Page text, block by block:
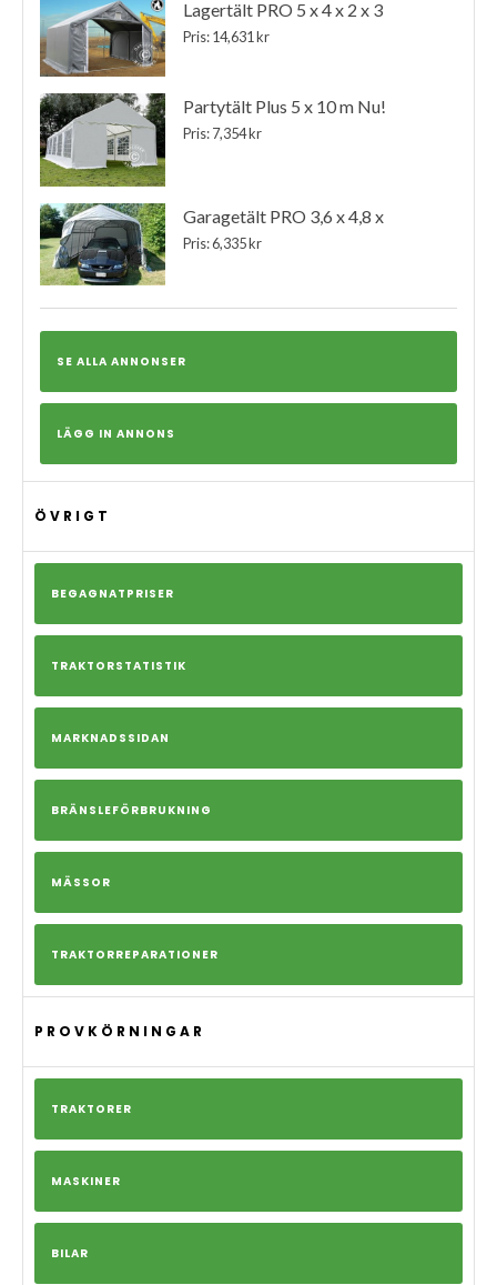
Lagertält PRO 5 x 4 x 2 x 3
Pris: 14,631 kr
Partytält Plus 5 x 10 m Nu!
Pris: 7,354 kr
Garagetält PRO 3,6 x 4,8 x
Pris: 6,335 kr
SE ALLA ANNONSER
LÄGG IN ANNONS
ÖVRIGT
BEGAGNATPRISER
TRAKTORSTATISTIK
MARKNADSSIDAN
BRÄNSLEFÖRBRUKNING
MÄSSOR
TRAKTORREPARATIONER
PROVKÖRNINGAR
TRAKTORER
MASKINER
BILAR